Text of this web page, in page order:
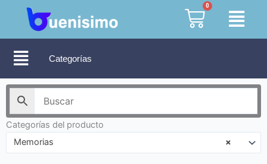
contenido
0
Cart
Categorías
Categorías del producto
×
Memorias